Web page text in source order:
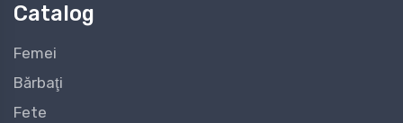
Catalog
Femei
Bărbaţi
Fete